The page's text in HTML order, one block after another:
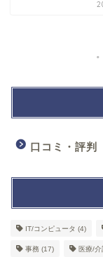
口コミ・評判
IT/コンピュータ (4)
事務 (17) 医療/